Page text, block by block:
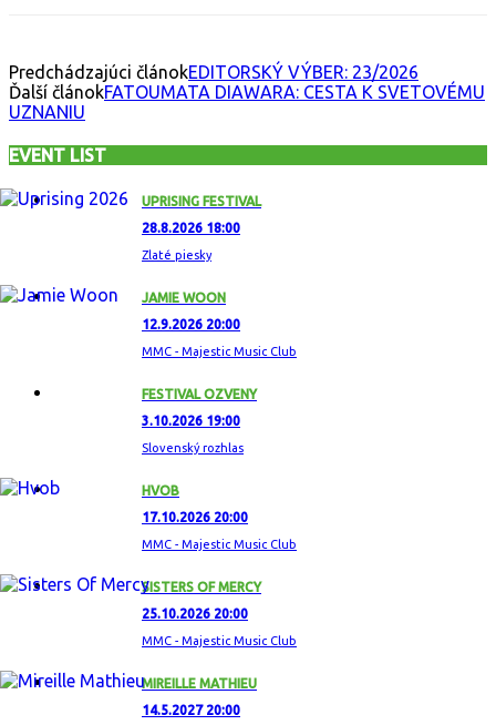
Predchádzajúci článokEDITORSKÝ VÝBER: 23/2026
Ďalší článokFATOUMATA DIAWARA: CESTA K SVETOVÉMU
UZNANIU
EVENT LIST
UPRISING FESTIVAL
28.8.2026 18:00
Zlaté piesky
JAMIE WOON
12.9.2026 20:00
MMC - Majestic Music Club
FESTIVAL OZVENY
3.10.2026 19:00
Slovenský rozhlas
HVOB
17.10.2026 20:00
MMC - Majestic Music Club
SISTERS OF MERCY
25.10.2026 20:00
MMC - Majestic Music Club
MIREILLE MATHIEU
14.5.2027 20:00